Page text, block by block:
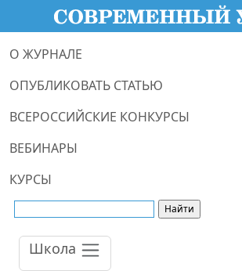
О ЖУРНАЛЕ
ОПУБЛИКОВАТЬ СТАТЬЮ
ВСЕРОССИЙСКИЕ КОНКУРСЫ
ВЕБИНАРЫ
КУРСЫ
Школа